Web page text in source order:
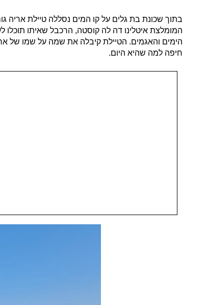
בתוך שכונת בת גלים על קו המים נסללה טיילת
המומלצת איטלינו דה לה קוסטה, הרכבל שאיתו תוכלו
חיפה למה שהיא היום.